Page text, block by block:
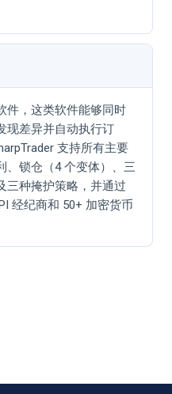
件，这类软件能够同时
现差异并自动执行订
支持所有主要
、锁仓（4 个变体）、三
三种掩护策略，并通过
经纪商和 50+ 加密货币